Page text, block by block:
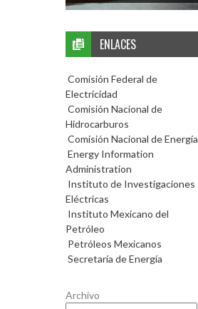
ENLACES
Comisión Federal de
Electricidad
Comisión Nacional de
Hidrocarburos
Comisión Nacional de Energía
Energy Information
Administration
Instituto de Investigaciones
Eléctricas
Instituto Mexicano del
Petróleo
Petróleos Mexicanos
Secretaría de Energía
Archivo